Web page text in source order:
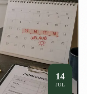
14
JUL